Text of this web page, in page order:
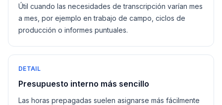
Útil cuando las necesidades de transcripción varían mes
a mes, por ejemplo en trabajo de campo, ciclos de
producción o informes puntuales.
DETAIL
Presupuesto interno más sencillo
Las horas prepagadas suelen asignarse más fácilmente